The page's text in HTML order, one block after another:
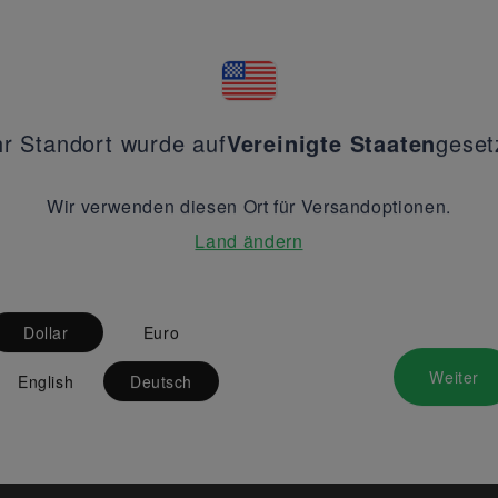
Standort wurde aufVereinigte Staaten
Wir verwenden diesen Ort für Versandoptionen.
Land ändern
Dollar Euro
English Deutsch Weiter